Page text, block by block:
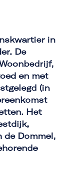
in
De
en met
(in
Het
de Dommel,